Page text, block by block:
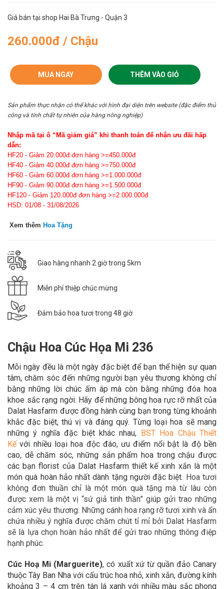
Giá bán tại shop Hai Bà Trưng - Quận 3
260.000đ / Chậu
MUA NGAY THÊM VÀO GIỎ
Sản phẩm thực nhận có thể khác với hình đại diện trên website (đặc điểm thủ
công và tính chất tự nhiên của hàng nông nghiệp)
Nhập mã tại ô “Mã giảm giá” khi thanh toán để nhận ưu đãi hấp
dẫn:
HF20 - Giảm 20.000đ đơn hàng >=450.000đ
HF40 - Giảm 40.000đ đơn hàng >=750.000đ
HF60 - Giảm 60.000đ đơn hàng >=1.000.000đ
HF90 - Giảm 90.000đ đơn hàng >=1.500.000đ
HF120 - Giảm 120.000đ đơn hàng >=2.000.000đ
HSD: 01/08 - 31/08/2026
Xem thêm Hoa Tặng
Giao hàng nhanh 2 giờ trong 5km
Miễn phí thiệp chúc mừng
Đảm bảo hoa tươi trong 48 giờ
Chậu Hoa Cúc Họa Mi 236
Mỗi ngày đều là một ngày đặc biệt để bạn thể hiện sự quan
tâm, chăm sóc đến những người bạn yêu thương không chỉ
bằng những lời chúc ấm áp mà còn bằng những đóa hoa
khoe sắc rạng ngời. Hãy đểnhững bông hoa rực rỡ nhất của
Dalat Hasfarm được đồng hành cùng bạn trong từng khoảnh
khắc đặc biệt, thú vị và đáng quý. Từng loại hoa sẽ mang
những ý nghĩa đặc biệt khác nhau, BST Hoa Chậu Thiết
Kếvới nhiều loại hoa độc đáo,ưu điểm nổi bật là độ bền
cao, dễ chăm sóc, những sản phẩm hoa trong chậu được
các bạn florist của Dalat Hasfarm thiết kế xinh xắn là một
món quà hoàn hảo nhất dành tặng người đặc biệt. Hoa tươi
không đơn thuần chỉ là một món quà tặng mà từ lâu còn
được xem là một vị “sứ giả tinh thần” giúp gửi trao những
cảm xúc yêu thương. Những cánh hoa rạng rỡ tươi xinh và ẩn
chứa nhiều ý nghĩa được chăm chút tỉ mỉ bởi Dalat Hasfarm
sẽ là lựa chọn hoàn hảo nhất để gửi trao những thông điệp
hạnh phúc.
Cúc Hoạ Mi (Marguerite), có xuất xứ từ quần đảo Canary
thuộc Tây Ban Nha với cấu trúc hoa nhỏ, xinh xắn, đường kính
khoảng 3 – 4 cm trên tán lá xanh với nhiều màu sắc phong